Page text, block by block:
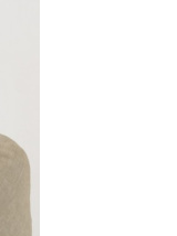
y web en
que